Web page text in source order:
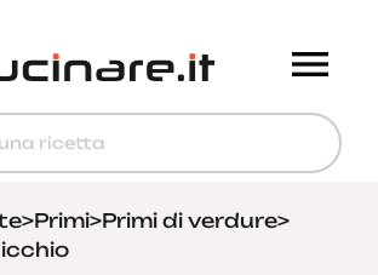
>Primi>Primi di verdure>